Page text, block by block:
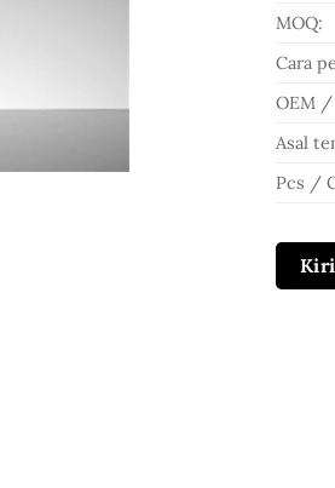
MOQ:
Cara
OEM /
Asal
Pcs /